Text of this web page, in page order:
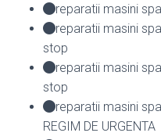
reparatii masini
reparatii masini
stop
reparatii masini
stop
reparatii masini
REGIM DE URGENTA